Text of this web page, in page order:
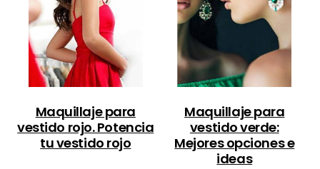
Maquillaje para
vestido rojo. Potencia
tu vestido rojo
Maquillaje para
vestido verde:
Mejores opciones e
ideas